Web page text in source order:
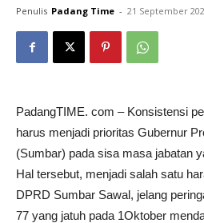
Penulis Padang Time - 21 September
PadangTIME. com – Konsistensi
harus menjadi prioritas Gubernur
(Sumbar) pada sisa masa jabatan
Hal tersebut, menjadi salah satu
DPRD Sumbar Sawal, jelang
77 yang jatuh pada 1Oktober